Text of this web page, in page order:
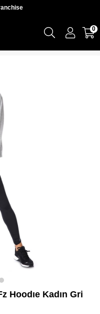
0
Hoodıe Kadın Gri